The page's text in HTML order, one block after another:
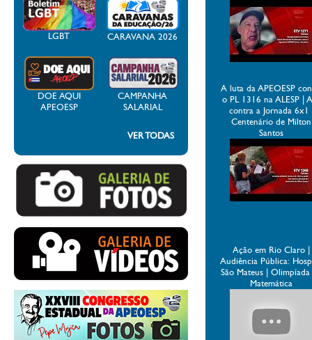
LGBT CARAVANA 2026
DOE AQUI
APEOESP
CAMPANHA
SALARIAL
VER TODAS
A luta da APEOESP
o PL 1316 na ALESP |
contra a Jornada 6x1
Centenário de Milton
Santos
Ação em Rio Claro |
Audiência Pública:
São Mateus |
Matemática